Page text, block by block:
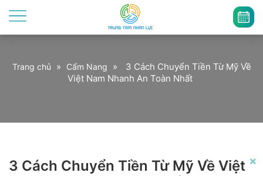
Trang chủ » Cẩm Nang »
3 Cách Chuyển Tiền Từ Mỹ Về
Việt Nam Nhanh An Toàn Nhất
3 Cách Chuyển Tiền Từ Mỹ Về Việt ×